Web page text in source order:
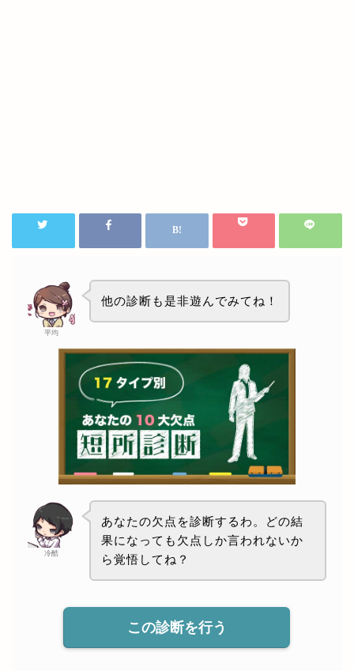
平均
他の診断も是非遊んでみてね！
冷酷
あなたの欠点を診断するわ。どの結
果になっても欠点しか言われないか
ら覚悟してね？
この診断を行う